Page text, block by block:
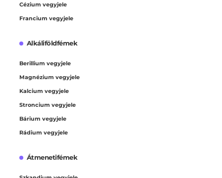
Cézium vegyjele
Francium vegyjele
Alkáliföldfémek
Berillium vegyjele
Magnézium vegyjele
Kalcium vegyjele
Stroncium vegyjele
Bárium vegyjele
Rádium vegyjele
Átmenetifémek